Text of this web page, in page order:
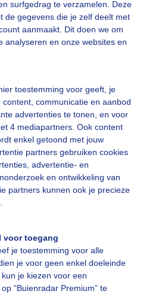
surfgedrag te verzamelen. Deze
de gegevens die je zelf deelt met
aanmaakt. Dit doen we om
analyseren en onze websites en
toestemming voor geeft, je
communicatie en aanbod
advertenties te tonen, en voor
4 mediapartners. Ook content
enkel getoond met jouw
partners gebruiken cookies
advertentie- en
en ontwikkeling van
partners kunnen ook je precieze
voor toegang
je toestemming voor alle
je voor geen enkel doeleinde
je kiezen voor een
“Buienradar Premium” te
geduld aub...